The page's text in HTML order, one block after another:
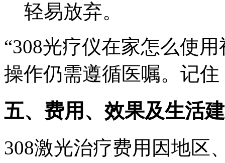
轻易放弃。
“308光疗仪在家怎么使
操作仍需遵循医嘱。记
五、费用、效果及生活
308激光治疗费用因地区